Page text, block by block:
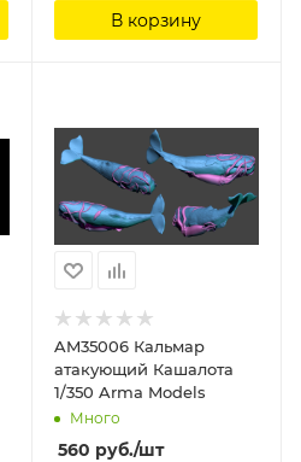
В корзину
AM35006 Кальмар
атакующий Кашалота
1/350 Arma Models
Много
560 руб./шт